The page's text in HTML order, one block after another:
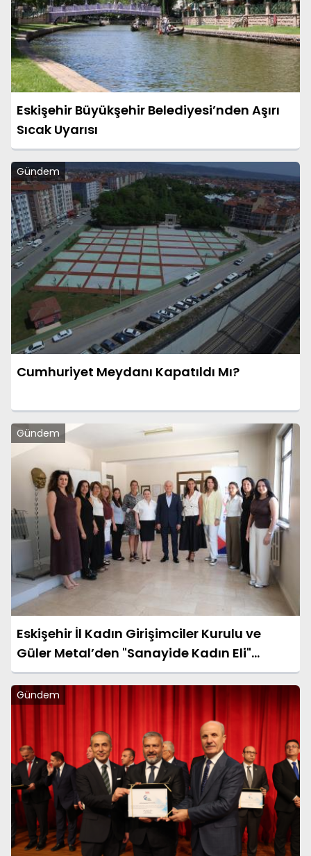
Eskişehir Büyükşehir Belediyesi’nden Aşırı
Sıcak Uyarısı
Gündem
Cumhuriyet Meydanı Kapatıldı Mı?
Gündem
Eskişehir İl Kadın Girişimciler Kurulu ve
Güler Metal’den "Sanayide Kadın Eli"
Protokolü
Gündem